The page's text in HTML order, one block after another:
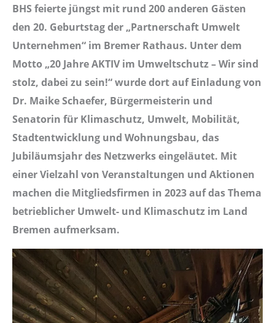
BHS feierte jüngst mit rund 200 anderen Gästen
den 20. Geburtstag der „Partnerschaft Umwelt
Unternehmen“ im Bremer Rathaus. Unter dem
Motto „20 Jahre AKTIV im Umweltschutz – Wir sind
stolz, dabei zu sein!“ wurde dort auf Einladung von
Dr. Maike Schaefer, Bürgermeisterin und
Senatorin für Klimaschutz, Umwelt, Mobilität,
Stadtentwicklung und Wohnungsbau, das
Jubiläumsjahr des Netzwerks eingeläutet. Mit
einer Vielzahl von Veranstaltungen und Aktionen
machen die Mitgliedsfirmen in 2023 auf das Thema
betrieblicher Umwelt- und Klimaschutz im Land
Bremen aufmerksam.